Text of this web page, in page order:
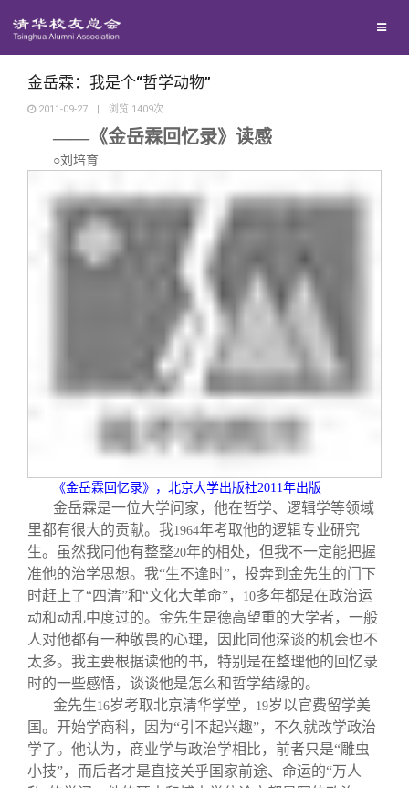
西南联大校友会
义工计划
新媒体平台
青春风采
校友文苑
校友讲坛
校友视界
终身学习
信息化服务
实用信息
校友总会
总会简介
总会章程
理事会名单
制度法规
联系我们
关闭
金岳霖：我是个“哲学动物”
2011-09-27 | 浏览 1409次
——《金岳霖回忆录》读感
○刘培育
《金岳霖回忆录》，北京大学出版社2011年出版
金岳霖是一位大学问家，他在哲学、逻辑学等领域
里都有很大的贡献。我1964年考取他的逻辑专业研究
生。虽然我同他有整整20年的相处，但我不一定能把握
准他的治学思想。我“生不逢时”，投奔到金先生的门下
时赶上了“四清”和“文化大革命”，
10多年都是在政治运
动和动乱中度过的。金先生是德高望重的大学者，一般
人对他都有一种敬畏的心理，因此同他深谈的机会也不
太多。我主要根据读他的书，特别是在整理他的回忆录
时的一些感悟，谈谈他是怎么和哲学结缘的。
金先生16岁考取北京清华学堂， 19岁以官费留学美
国。开始学商科，因为“引不起兴趣”，不久就改学政治
学了。他认为，商业学与政治学相比，前者只是“雕虫
小技”，而后者才是直接关乎国家前途、命运的“万人